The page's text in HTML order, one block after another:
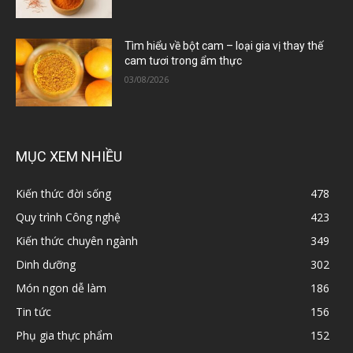
Tìm hiểu về bột cam – loại gia vị thay thế
cam tươi trong ẩm thực
03/08/2026
MỤC XEM NHIỀU
Kiến thức đời sống
478
Quy trình Công nghệ
423
Kiến thức chuyên ngành
349
Dinh dưỡng
302
Món ngon dễ làm
186
Tin tức
156
Phụ gia thực phẩm
152